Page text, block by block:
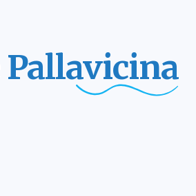
Pallavicina